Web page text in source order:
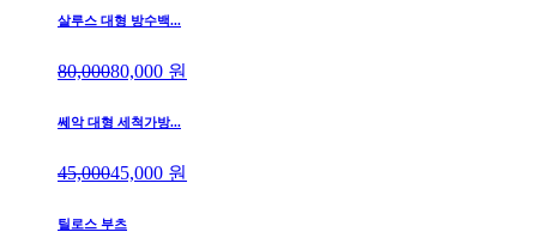
살루스 대형 방수백...
80,00080,000 원
쎄악 대형 세척가방...
45,00045,000 원
틸로스 부츠